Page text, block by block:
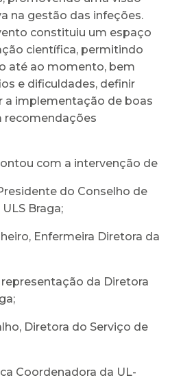
na gestão das infeções.
constituiu um espaço
científica, permitindo
até ao momento, bem
e dificuldades, definir
a implementação de boas
recomendações
com a intervenção de
do Conselho de
Braga;
Enfermeira Diretora da
da Diretora
Diretora do Serviço de
Coordenadora da UL-